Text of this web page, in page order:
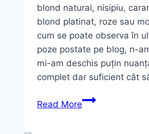
blond natural, nisipiu,
blond platinat, roze sau
cum se poate observa în
poze postate pe blog, n-
mi-am deschis puțin
complet dar suficient cât
Read MoreLive